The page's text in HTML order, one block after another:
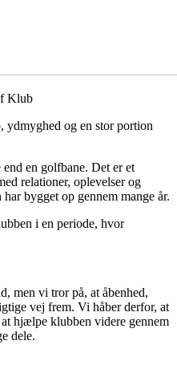
Klub
ydmyghed og en stor portion
en golfbane. Det er et
relationer, oplevelser og
bygget op gennem mange år.
i en periode, hvor
men vi tror på, at åbenhed,
vej frem. Vi håber derfor, at
hjælpe klubben videre gennem
dele.